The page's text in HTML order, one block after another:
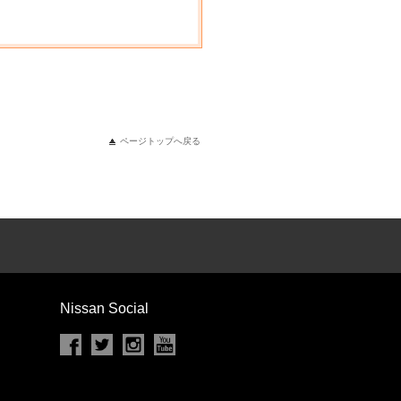
ページトップへ戻る
Nissan Social